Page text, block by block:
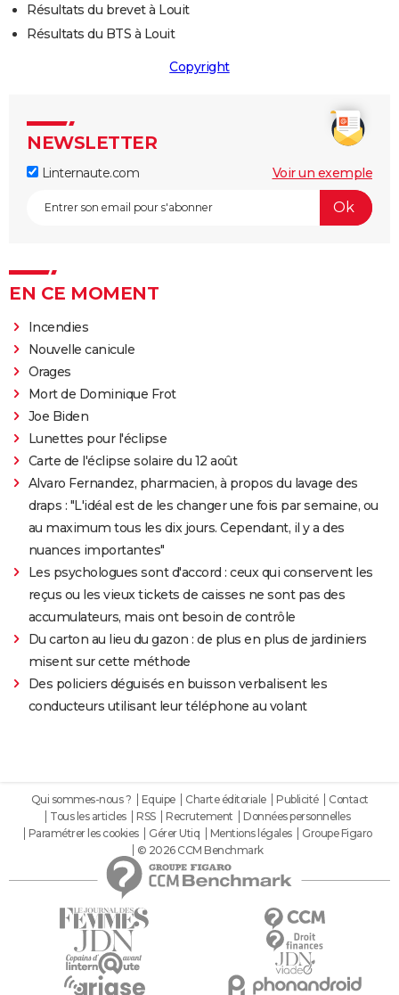
Résultats du brevet à Louit
Résultats du BTS à Louit
Copyright
NEWSLETTER
Linternaute.com Voir un exemple
EN CE MOMENT
Incendies
Nouvelle canicule
Orages
Mort de Dominique Frot
Joe Biden
Lunettes pour l'éclipse
Carte de l'éclipse solaire du 12 août
Alvaro Fernandez, pharmacien, à propos du lavage des
draps : "L'idéal est de les changer une fois par semaine, ou
au maximum tous les dix jours. Cependant, il y a des
nuances importantes"
Les psychologues sont d'accord : ceux qui conservent les
reçus ou les vieux tickets de caisses ne sont pas des
accumulateurs, mais ont besoin de contrôle
Du carton au lieu du gazon : de plus en plus de jardiniers
misent sur cette méthode
Des policiers déguisés en buisson verbalisent les
conducteurs utilisant leur téléphone au volant
Qui sommes-nous ? Equipe Charte éditoriale Publicité
Contact
Tous les articles
RSS Recrutement
Données personnelles
Paramétrer les cookies
Gérer Utiq Mentions légales
Groupe Figaro
© 2026 CCM Benchmark